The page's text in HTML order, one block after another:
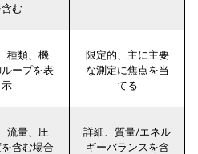
含む
種類、機
ープを表
示
限定的、主に主要
な測定に焦点を当
てる
流量、圧
含む場合
詳細、質量/エネル
ギーバランスを含